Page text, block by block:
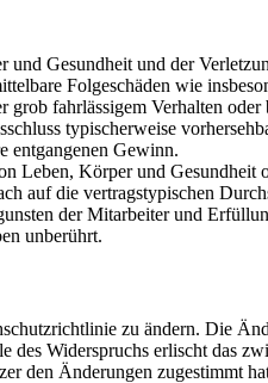
Gesundheit und der
Folgeschäden wie
fahrlässigem Verhalten
typischerweise
entgangenen Gewinn.
Leben, Körper und
auf die vertragstypischen
der Mitarbeiter und
unberührt.
zu ändern. Die
Widerspruchs erlischt das
den Änderungen zugestimmt